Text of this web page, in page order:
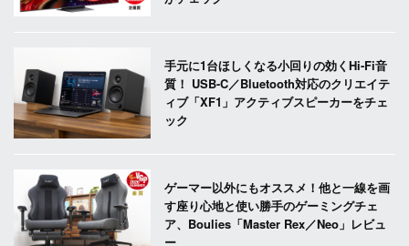
手元に1台ほしくなる小回りの効くHi-Fi音
質！ USB-C／Bluetooth対応のクリエイテ
ィブ「XF1」アクティブスピーカーをチェ
ック
ゲーマー以外にもオススメ！他と一線を画
す座り心地と使い勝手のゲーミングチェ
ア、Boulies「Master Rex／Neo」レビュ
ー